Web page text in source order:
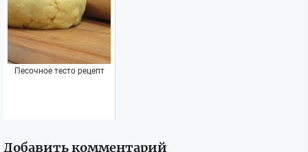
Песочное тесто рецепт
Добавить комментарий